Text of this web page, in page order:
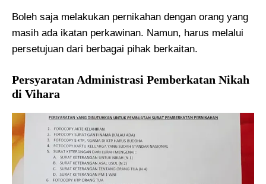
Boleh saja melakukan pernikahan dengan orang yang
masih ada ikatan perkawinan. Namun, harus melalui
persetujuan dari berbagai pihak berkaitan.
Persyaratan Administrasi Pemberkatan Nikah
di Vihara